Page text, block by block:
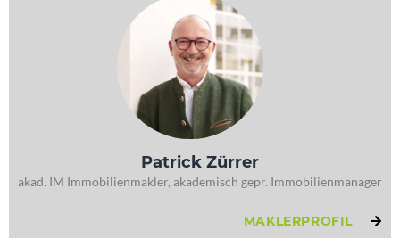
Patrick Zürrer
akad. IM Immobilienmakler, akademisch gepr. Immobilienmanager
MAKLERPROFIL